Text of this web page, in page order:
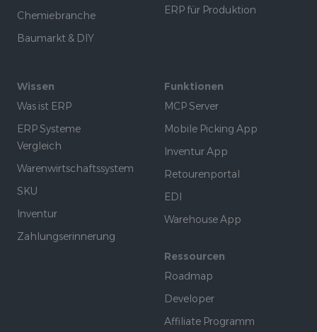
Chemiebranche
Baumarkt & DIY
ERP für Produktion
Wissen
Was ist ERP
ERP Systeme
Vergleich
Warenwirtschaftssystem
SKU
Inventur
Zahlungserinnerung
Funktionen
MCP Server
Mobile Picking App
Inventur App
Retourenportal
EDI
Warehouse App
Ressourcen
Roadmap
Developer
Affiliate Programm